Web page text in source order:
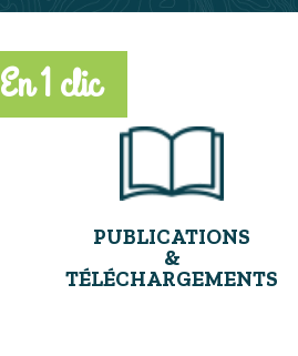
En 1 clic
PUBLICATIONS
&
TÉLÉCHARGEMENTS